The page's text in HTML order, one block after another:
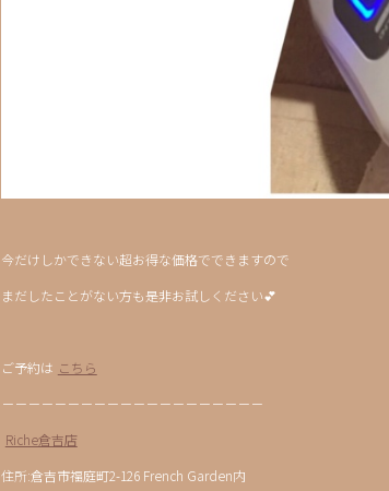
今だけしかできない超お得な価格でできますので
まだしたことがない方も是非お試しください💕
ご予約は こちら
－－－－－－－－－－－－－－－－－－－－
Riche倉吉店
住所:倉吉市福庭町2-126 French Garden内